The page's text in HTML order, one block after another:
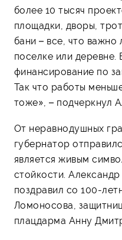
более 10 тысяч
площадки, дворы,
бани – все, что
поселке или деревне.
финансирование по
Так что работы
тоже», – подчеркнул
От неравнодушных
губернатор
является живым
стойкости.
поздравил со 100-
Ломоносова,
плацдарма Анну